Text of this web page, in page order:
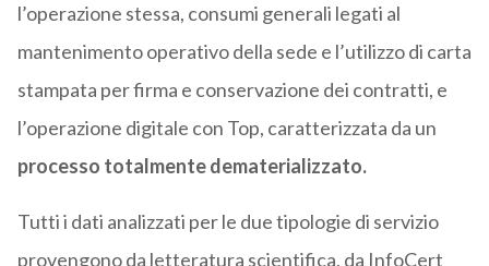
l’operazione stessa, consumi generali legati al
mantenimento operativo della sede e l’utilizzo di carta
stampata per firma e conservazione dei contratti, e
l’operazione digitale con Top, caratterizzata da un
processo totalmente dematerializzato.
Tutti i dati analizzati per le due tipologie di servizio
provengono da letteratura scientifica, da InfoCert